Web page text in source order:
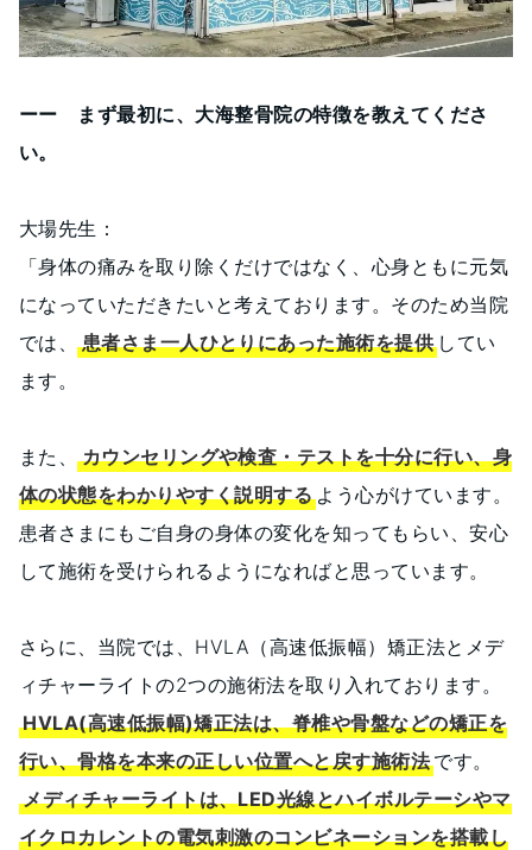
ーー まず最初に、大海整骨院の特徴を教えてくださ
い。
大場先生：
「身体の痛みを取り除くだけではなく、心身ともに元気
になっていただきたいと考えております。そのため当院
では、患者さま一人ひとりにあった施術を提供 してい
ます。
また、カウンセリングや検査・テストを十分に行い、身
体の状態をわかりやすく説明する よう心がけています。
患者さまにもご自身の身体の変化を知ってもらい、安心
して施術を受けられるようになればと思っています。
さらに、当院では、HVLA（高速低振幅）矯正法とメデ
ィチャーライトの2つの施術法を取り入れております。
HVLA(高速低振幅)矯正法は、脊椎や骨盤などの矯正を
行い、骨格を本来の正しい位置へと戻す施術法です。
メディチャーライトは、LED光線とハイボルテーシやマ
イクロカレントの電気刺激のコンビネーションを搭載し